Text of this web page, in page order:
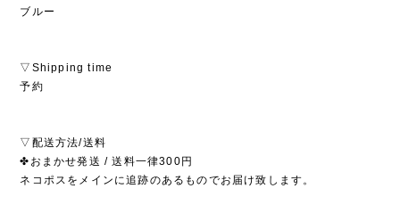
ブルー
▽Shipping time
予約
▽配送方法/送料
✤おまかせ発送 / 送料一律300円
ネコポスをメインに追跡のあるものでお届け致します。